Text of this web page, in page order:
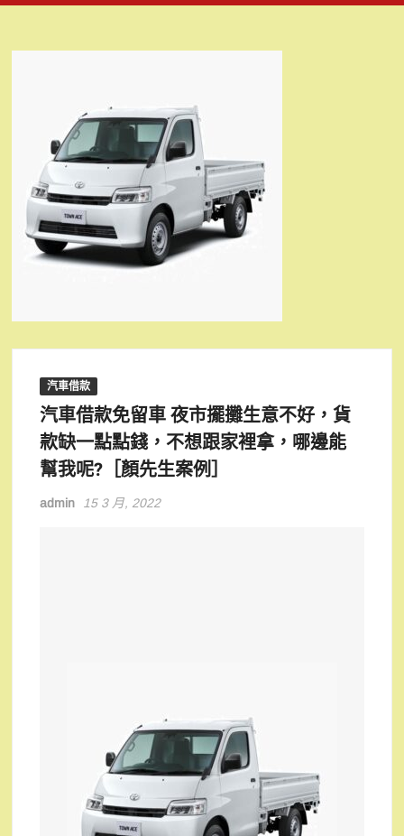
汽車借款
汽車借款免留車 夜市擺攤生意不好，貨
款缺一點點錢，不想跟家裡拿，哪邊能
幫我呢?［顏先生案例］
admin 15 3 月, 2022